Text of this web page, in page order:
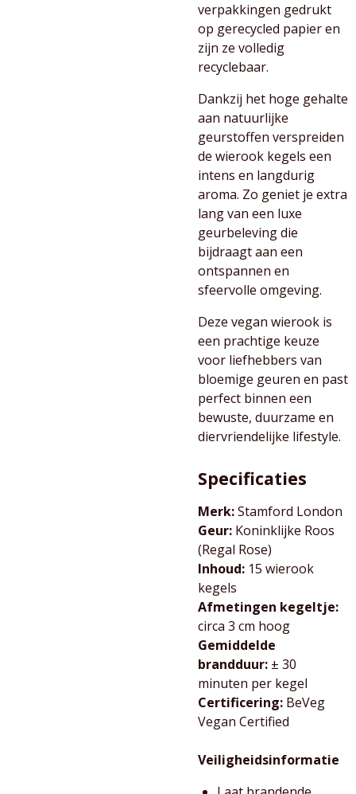
verpakkingen gedrukt
op gerecycled papier en
zijn ze volledig
recyclebaar.
Dankzij het hoge gehalte
aan natuurlijke
geurstoffen verspreiden
de wierook kegels een
intens en langdurig
aroma. Zo geniet je extra
lang van een luxe
geurbeleving die
bijdraagt aan een
ontspannen en
sfeervolle omgeving.
Deze vegan wierook is
een prachtige keuze
voor liefhebbers van
bloemige geuren en past
perfect binnen een
bewuste, duurzame en
diervriendelijke lifestyle.
Specificaties
Merk:Stamford London
Geur: Koninklijke Roos
(Regal Rose)
Inhoud: 15 wierook
kegels
Afmetingen kegeltje:
circa 3 cm hoog
Gemiddelde
brandduur: ± 30
minuten per kegel
Certificering: BeVeg
Vegan Certified
Veiligheidsinformatie